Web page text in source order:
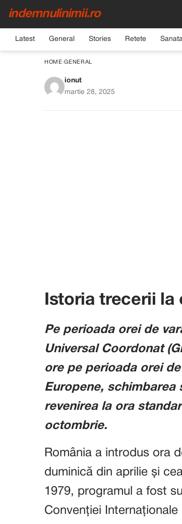
indemnulinimii.ro
Latest General Stories Retete
HOME›GENERAL
Ora de vară
ionut
martie 28, 2025
Istoria trecerii la
Pe perioada orei de
Universal Coordonat
ore pe perioada orei
Europene, schimbarea
revenirea la ora
octombrie.
România a introdus ora
duminică din aprilie și
1979, programul a fost
Convenției